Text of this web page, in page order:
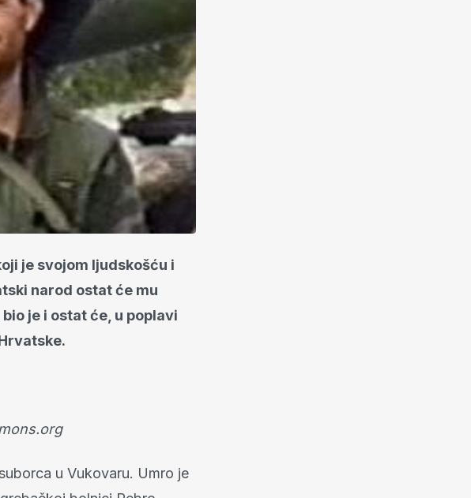
je svojom ljudskošću i
narod ostat će mu
je i ostat će, u poplavi
​​u Vukovaru. Umro je